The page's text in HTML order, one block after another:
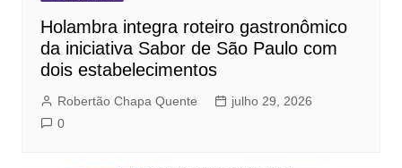
Holambra integra roteiro gastronômico
da iniciativa Sabor de São Paulo com
dois estabelecimentos
Robertão Chapa Quente
julho 29, 2026
0